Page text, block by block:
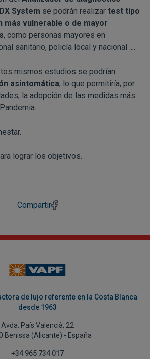
System se podrán realizar test tipo
más vulnerable o de mayor
, como personas mayores en
sanitario, policía local y nacional ....
mismos estudios se podrían
asintomática, lo que permitiría, por
la adopción de las medidas más
lograr los objetivos.
Compartir
de lujo referente en la Costa Blanca
desde 1963
Avda. País Valencià, 22
Benissa (Alicante) - España
+34 965 734 017